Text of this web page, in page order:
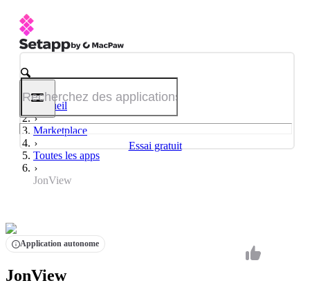
Essai gratuit
Accueil
Marketplace
Toutes les apps
JonView
Application autonome
JonView